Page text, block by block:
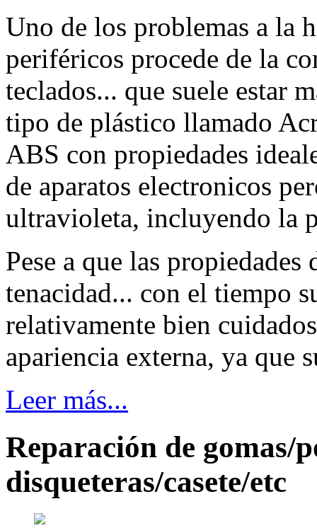
Uno de los problemas a la
periféricos procede de la
teclados... que suele estar
tipo de plástico llamado
ABS con propiedades
de aparatos electronicos
ultravioleta, incluyendo la
Pese a que las
tenacidad... con el tiempo
relativamente bien
apariencia externa, ya que
Leer más...
Reparación de gomas/
disqueteras/casete/etc